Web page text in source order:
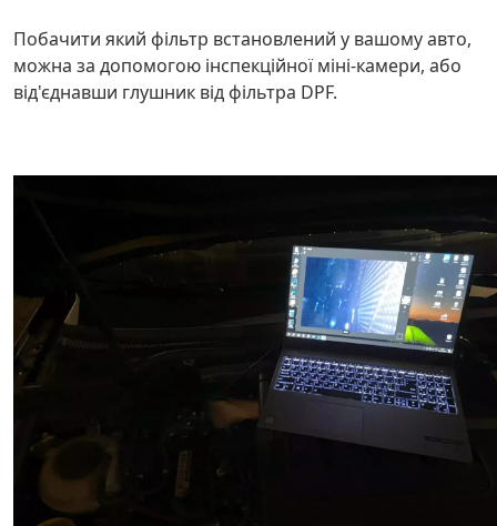
Побачити який фільтр встановлений у вашому авто,
можна за допомогою інспекційної міні-камери, або
від'єднавши глушник від фільтра DPF.